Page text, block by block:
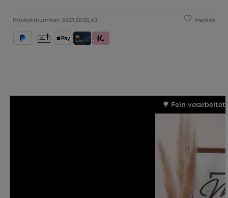
Merken
Produktnummer: 0631,5065,43
PayPal Apple PayKredit- und Debitkarte
Klarna (Rechnung / Ratenkauf / Sofort)
Vorkasse
🌳 Fein